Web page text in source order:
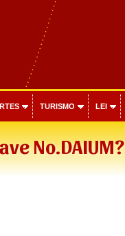
TURISMO LEI
No.DAIUM?